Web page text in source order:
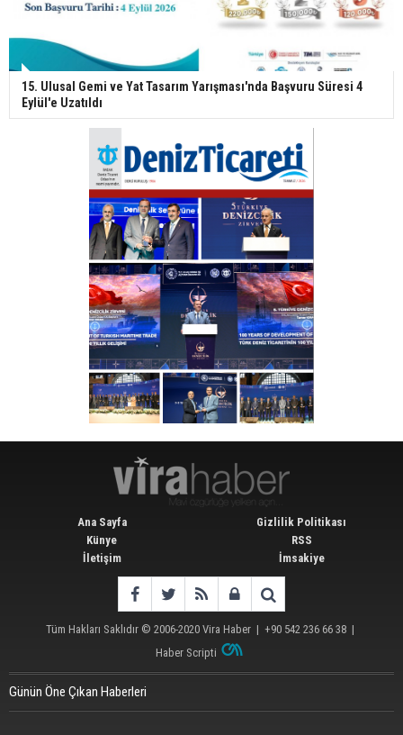
15. Ulusal Gemi ve Yat Tasarım Yarışması'nda Başvuru Süresi 4
Eylül'e Uzatıldı
Ana Sayfa
Künye
İletişim
Gizlilik Politikası
RSS
İmsakiye
Tüm Hakları Saklıdır © 2006-2020 Vira Haber | +90 542 236 66 38 |
Haber Scripti
Günün Öne Çıkan Haberleri